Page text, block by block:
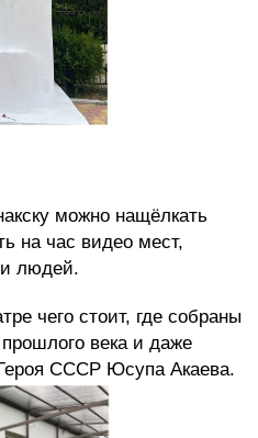
можно нащёлкать
на час видео мест,
людей.
чего стоит, где собраны
века и даже
СССР Юсупа Акаева.